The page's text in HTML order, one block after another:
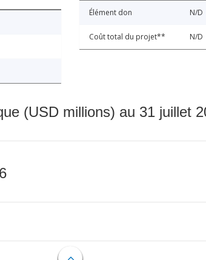
Élément don N/D
Coût total du projet** N/D
(USD millions) au 31 juillet